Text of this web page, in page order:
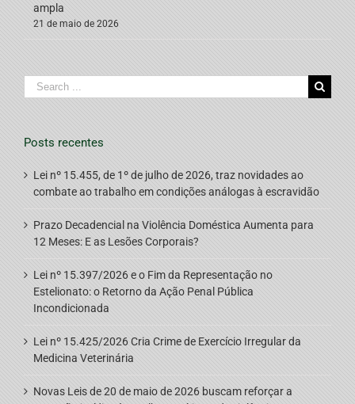
ampla
21 de maio de 2026
Search
for:
Posts recentes
Lei nº 15.455, de 1º de julho de 2026, traz novidades ao
combate ao trabalho em condições análogas à escravidão
Prazo Decadencial na Violência Doméstica Aumenta para
12 Meses: E as Lesões Corporais?
Lei nº 15.397/2026 e o Fim da Representação no
Estelionato: o Retorno da Ação Penal Pública
Incondicionada
Lei nº 15.425/2026 Cria Crime de Exercício Irregular da
Medicina Veterinária
Novas Leis de 20 de maio de 2026 buscam reforçar a